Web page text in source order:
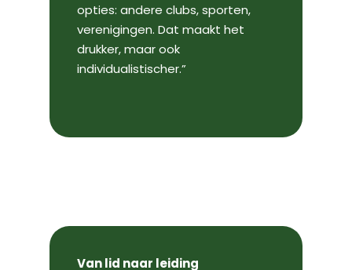
opties: andere clubs, sporten,
verenigingen. Dat maakt het
drukker, maar ook
individualistischer.”
Van lid naar leiding